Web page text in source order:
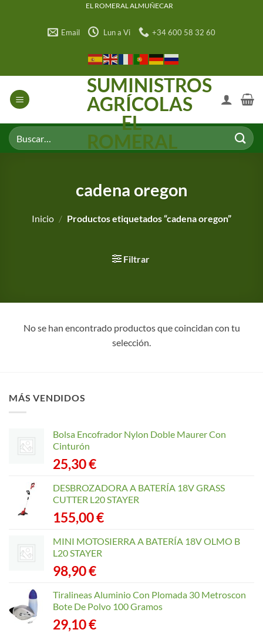
EL ROMERAL ALMUÑECAR
Email Lun a Vi +34 600 58 32 60
SUMINISTROS
AGRÍCOLAS
EL
ROMERAL
Buscar
por:
cadena oregon
Inicio / Productos etiquetados “cadena oregon”
Filtrar
No se han encontrado productos que coincidan con tu
selección.
MÁS VENDIDOS
Bolsa Encofrador Nylon Doble Maurer Con
Cinturón
25,30€
DESBROZADORA A BATERÍA 18V GRASS
CUTTER L20 STAYER
155,00€
MINI MOTOSIERRA A BATERÍA 18V OLMO B
L20 STAYER
98,90€
Tiralineas Aluminio Con Plomada 30 Metroscon
Bote De Polvo 100 Gramos
29,10€